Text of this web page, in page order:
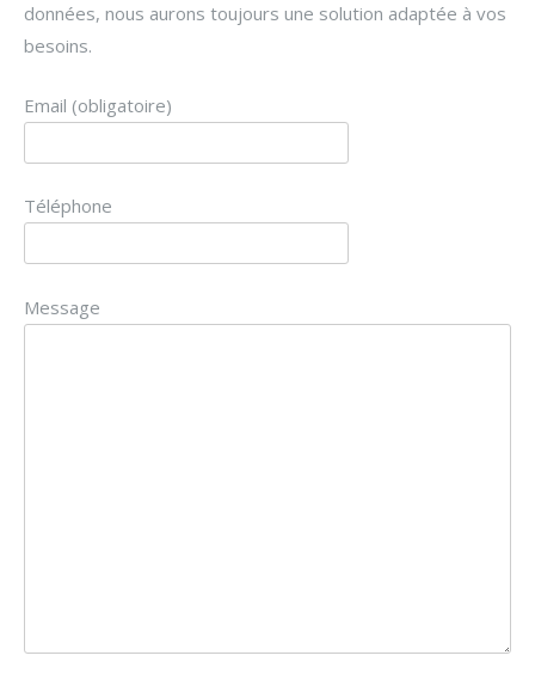
données, nous aurons toujours une solution adaptée à vos
besoins.
Email (obligatoire)
Téléphone
Message